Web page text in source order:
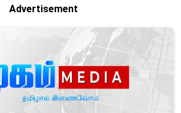
Advertisement